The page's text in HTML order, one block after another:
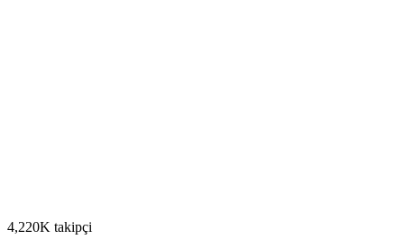
4,220K takipçi